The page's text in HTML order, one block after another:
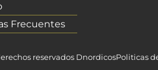
Frecuentes
reservados DnordicosPoliticas